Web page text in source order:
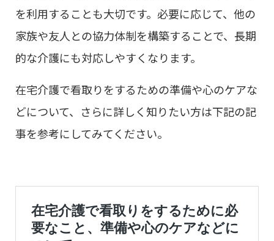
を利用することも大切です。必要に応じて、他の
家族や友人との協力体制を構築することで、長期
的な介護にも対応しやすくなります。
在宅介護で看取りをするための準備や心のケアな
どについて、さらに詳しく知りたい方は下記の記
事を参考にしてみてください。